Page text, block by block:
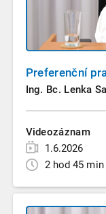
Preferenční
Ing. Bc. Lenka
Videozáznam
1.6.2026
2 hod 45 min